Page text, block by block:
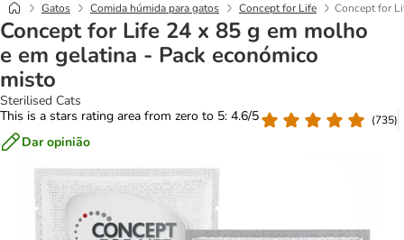
Gatos Comida húmida para gatos Concept for Life Concept for
Concept for Life 24 x 85 g em molho
e em gelatina - Pack económico
misto
Sterilised Cats
This is a stars rating area from zero to 5: 4.6/5
(735)
Dar opinião